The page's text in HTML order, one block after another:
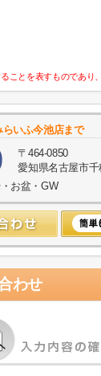
とを表すものであり
らいふ今池店まで
〒464-0850
愛知県名古屋市
お盆・GW
わせ